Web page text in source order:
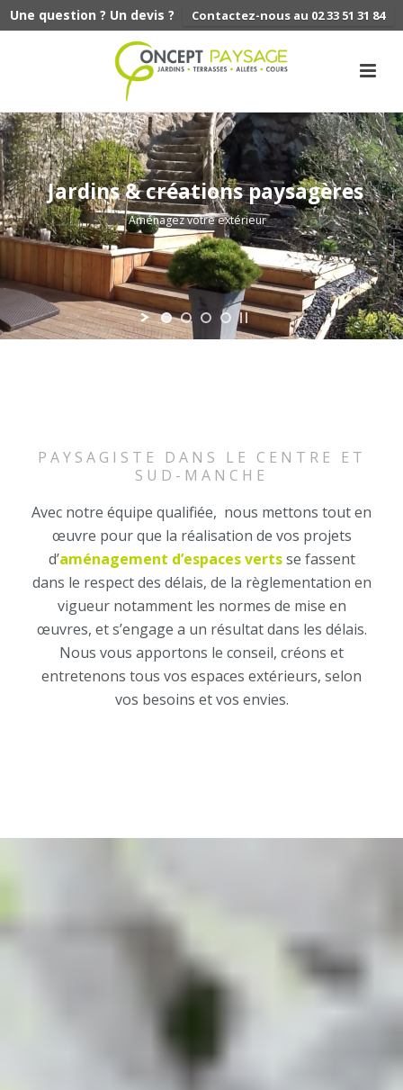
Une question ? Un devis ? Contactez-nous au 02 33 51 31 84
Profitez de votre terrasse
Aménagez votre extérieur
PAYSAGISTE DANS LE CENTRE ET
SUD-MANCHE
Avec notre équipe qualifiée, nous mettons tout en
œuvre pour que la réalisation de vos projets
d’aménagement d’espaces vertsse fassent
dans le respect des délais, de la règlementation en
vigueur notamment les normes de mise en
œuvres, et s’engage a un résultat dans les délais.
Nous vous apportons le conseil, créons et
entretenons tous vos espaces extérieurs, selon
vos besoins et vos envies.